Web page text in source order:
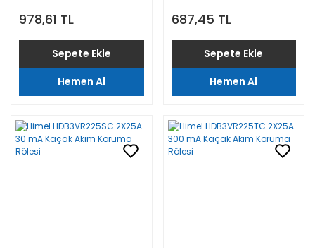
978,61 TL
Sepete Ekle
Hemen Al
687,45 TL
Sepete Ekle
Hemen Al